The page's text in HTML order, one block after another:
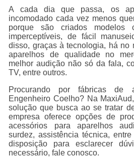
A cada dia que passa, os
incomodado cada vez menos
porque são criados modelos
imperceptíveis, de fácil
disso, graças à tecnologia, há no
aparelhos de qualidade no
melhor audição não só da fala,
TV, entre outros.
Procurando por fábricas de
Engenheiro Coelho? Na
solução que busca ao se tratar
empresa oferece opções de
acessórios para aparelhos
surdez, assistência técnica,
disposição para esclarecer
necessário, fale conosco.